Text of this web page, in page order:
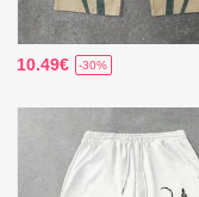
10.49€ -30%